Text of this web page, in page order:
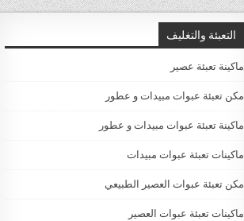
التعبئة والتغليف
ماكينة تعبئة عصير
مكن تعبئة عبوات مبيدات و عطور
ماكينة تعبئة عبوات مبيدات و عطور
ماكينات تعبئة عبوات مبيدات
مكن تعبئة عبوات العصير الطبيعي
ماكينات تعبئة عبوات العصير